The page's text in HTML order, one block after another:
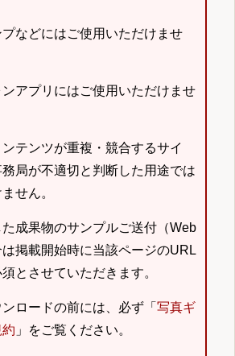
などにはご使用いただけませ
アプリにはご使用いただけませ
テンツが重複・競合するサイ
務局が不適切と判断した用途では
せん。
成果物のサンプルご送付（Web
掲載開始時に当該ページのURL
とさせていただきます。
ロードの前には、必ず「 写真ギ
」をご覧ください。